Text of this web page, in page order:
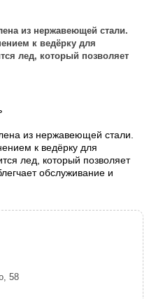
из нержавеющей стали.
к ведёрку для
лед, который позволяет
из нержавеющей стали.
к ведёрку для
лед, который позволяет
обслуживание и
58